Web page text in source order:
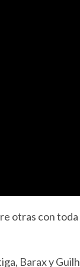
otras con
Barax y